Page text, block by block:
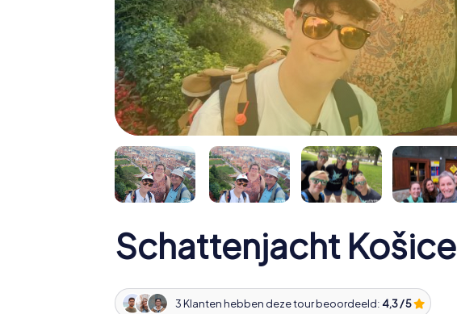
Schattenjacht Košice
3 Klanten hebben deze tour beoordeeld: 4,3 / 5